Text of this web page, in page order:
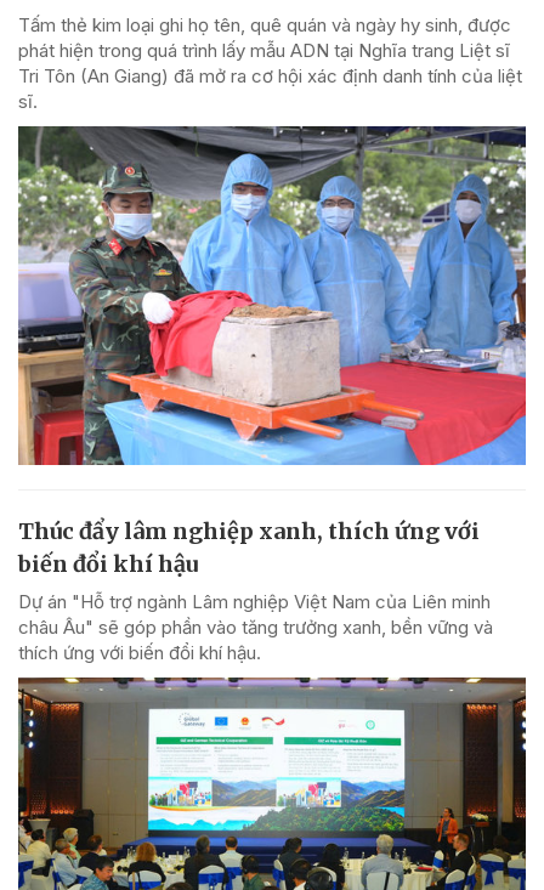
Tấm thẻ kim loại ghi họ tên, quê quán và ngày hy sinh, được
phát hiện trong quá trình lấy mẫu ADN tại Nghĩa trang Liệt sĩ
Tri Tôn (An Giang) đã mở ra cơ hội xác định danh tính của liệt
sĩ.
Thúc đẩy lâm nghiệp xanh, thích ứng với
biến đổi khí hậu
Dự án "Hỗ trợ ngành Lâm nghiệp Việt Nam của Liên minh
châu Âu" sẽ góp phần vào tăng trưởng xanh, bền vững và
thích ứng với biến đổi khí hậu.